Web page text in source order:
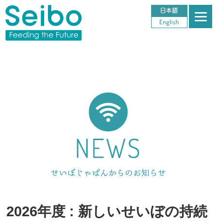
2026年度 : 新しいせいぼの持続